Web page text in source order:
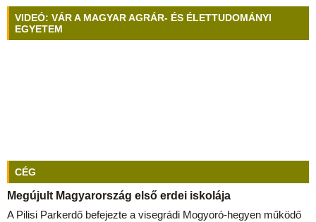
VIDEÓ: VÁR A MAGYAR AGRÁR- ÉS ÉLETTUDOMÁNYI
EGYETEM
CÉG
Megújult Magyarország első erdei iskolája
A Pilisi Parkerdő befejezte a visegrádi Mogyoró-hegyen működő